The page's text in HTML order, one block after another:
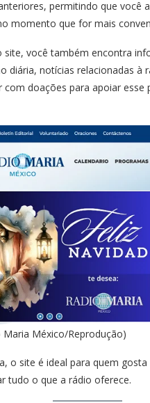
permitindo que você
momento que for mais
site, você também encontra
diária, notícias relacionadas à
com doações para apoiar esse
Maria México/Reprodução)
o site é ideal para quem gosta
tudo o que a rádio oferece.